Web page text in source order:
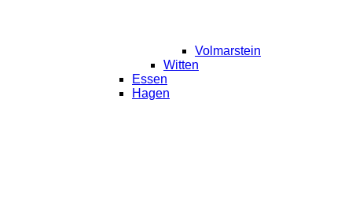
Volmarstein
Witten
Essen
Hagen